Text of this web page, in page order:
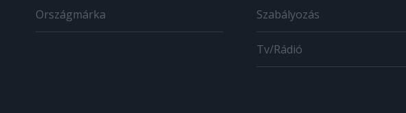
Országmárka Szabályozás
Tv/Rádió